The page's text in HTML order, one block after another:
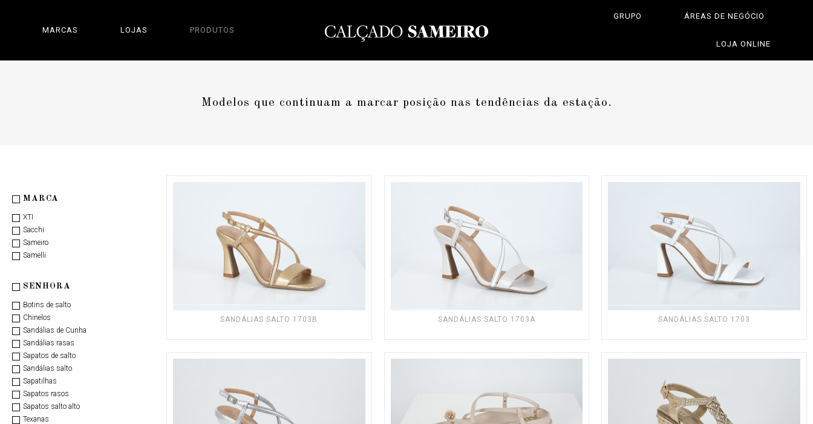
MARCAS LOJAS PRODUTOS
GRUPO ÁREAS DE NEGÓCIO
LOJA ONLINE
Modelos que continuam a marcar posição nas tendências da estação.
MARCA
XTI
Sacchi
Sameiro
Samelli
SENHORA
Botins de salto
Chinelos
Sandálias de Cunha
Sandálias rasas
Sapatos de salto
Sandálias salto
Sapatilhas
Sapatos rasos
Sapatos salto alto
Texanas
SANDÁLIAS SALTO 1703B SANDÁLIAS SALTO 1703A SANDÁLIAS SALTO 1703